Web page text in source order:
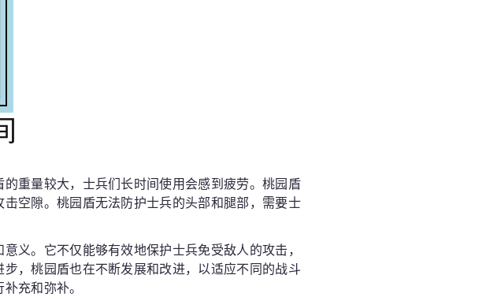
重量较大，士兵们长时间使用会感到疲劳。桃园盾
空隙。桃园盾无法防护士兵的头部和腿部，需要士
义。它不仅能够有效地保护士兵免受敌人的攻击，
，桃园盾也在不断发展和改进，以适应不同的战斗
充和弥补。